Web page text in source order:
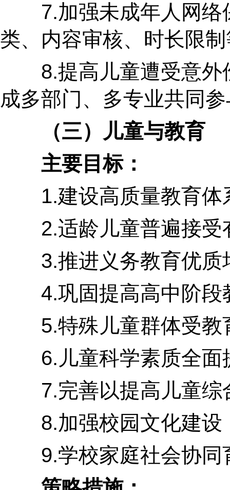
7.加强未成年人网络保
类、内容审核、时长限
8.提高儿童遭受意外伤
成多部门、多专业共同
（三）儿童与教育
主要目标：
1.建设高质量教育体系
2.适龄儿童普遍接受
3.推进义务教育优质
4.巩固提高高中阶段
5.特殊儿童群体受教
6.儿童科学素质全面
7.完善以提高儿童综
8.加强校园文化建设
9.学校家庭社会协同